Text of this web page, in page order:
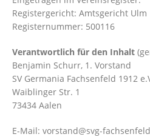
Registergericht: Amtsgericht Ulm
Registernummer: 500116
Verantwortlich für den Inhalt
Benjamin Schurr, 1. Vorstand
SV Germania Fachsenfeld 1912
Waiblinger Str. 1
73434 Aalen
E-Mail: vorstand@svg-